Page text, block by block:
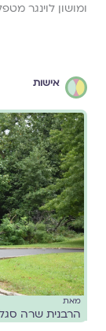
ומושון לוינגר
אישות
מאת
הרבנית שרה